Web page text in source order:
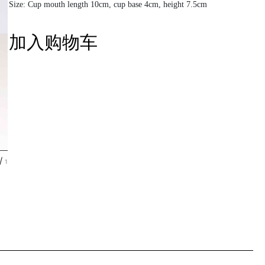
1
Size: Cup mouth length 10cm, cup base 4cm, height 7.5cm
加入购物车